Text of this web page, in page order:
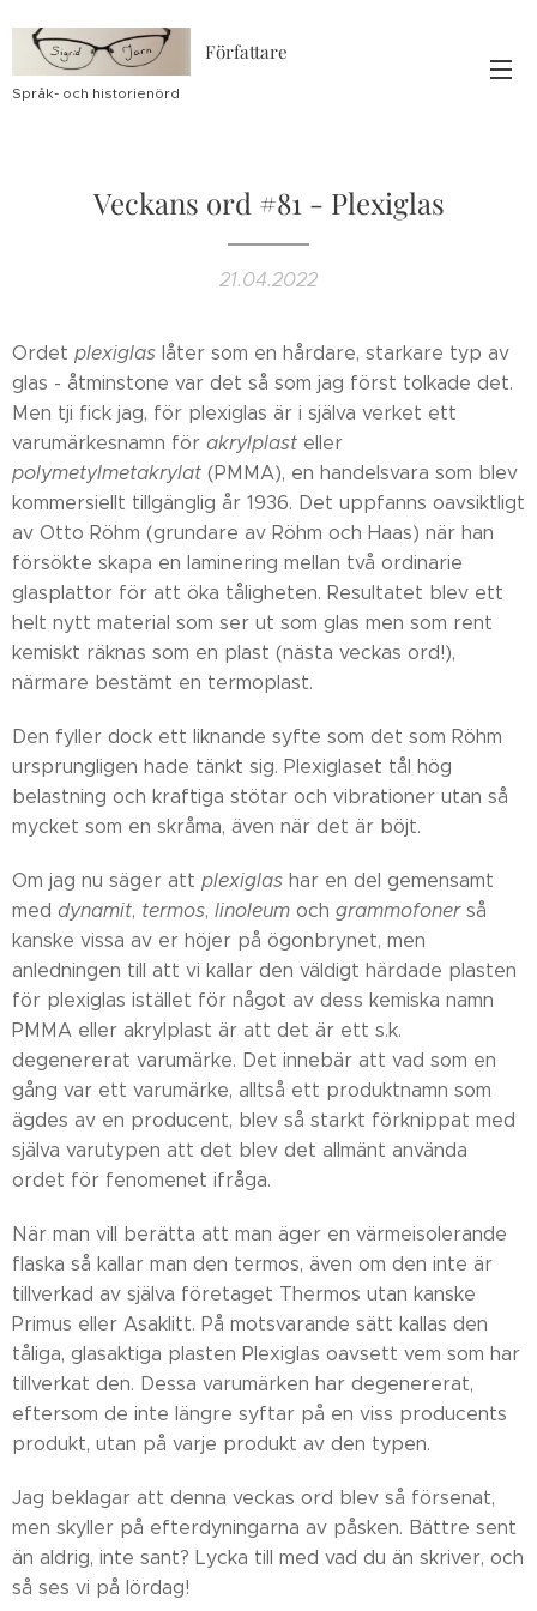
Författare
Språk- och historienörd
Veckans ord #81 - Plexiglas
21.04.2022
Ordet plexiglas låter som en hårdare, starkare typ av
glas - åtminstone var det så som jag först tolkade det.
Men tji fick jag, för plexiglas är i själva verket ett
varumärkesnamn för akrylplast eller
polymetylmetakrylat (PMMA), en handelsvara som blev
kommersiellt tillgänglig år 1936. Det uppfanns oavsiktligt
av Otto Röhm (grundare av Röhm och Haas) när han
försökte skapa en laminering mellan två ordinarie
glasplattor för att öka tåligheten. Resultatet blev ett
helt nytt material som ser ut som glas men som rent
kemiskt räknas som en plast (nästa veckas ord!),
närmare bestämt en termoplast.
Den fyller dock ett liknande syfte som det som Röhm
ursprungligen hade tänkt sig. Plexiglaset tål hög
belastning och kraftiga stötar och vibrationer utan så
mycket som en skråma, även när det är böjt.
Om jag nu säger att plexiglas har en del gemensamt
med dynamit, termos, linoleum och grammofoner så
kanske vissa av er höjer på ögonbrynet, men
anledningen till att vi kallar den väldigt härdade plasten
för plexiglas istället för något av dess kemiska namn
PMMA eller akrylplast är att det är ett s.k.
degenererat varumärke. Det innebär att vad som en
gång var ett varumärke, alltså ett produktnamn som
ägdes av en producent, blev så starkt förknippat med
själva varutypen att det blev det allmänt använda
ordet för fenomenet ifråga.
När man vill berätta att man äger en värmeisolerande
flaska så kallar man den termos, även om den inte är
tillverkad av själva företaget Thermos utan kanske
Primus eller Asaklitt. På motsvarande sätt kallas den
tåliga, glasaktiga plasten Plexiglas oavsett vem som har
tillverkat den. Dessa varumärken har degenererat,
eftersom de inte längre syftar på en viss producents
produkt, utan på varje produkt av den typen.
Jag beklagar att denna veckas ord blev så försenat,
men skyller på efterdyningarna av påsken. Bättre sent
än aldrig, inte sant? Lycka till med vad du än skriver, och
så ses vi på lördag!